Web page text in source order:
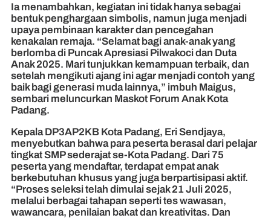
Ia menambahkan, kegiatan ini tidak hanya sebagai
bentuk penghargaan simbolis, namun juga menjadi
upaya pembinaan karakter dan pencegahan
kenakalan remaja. “Selamat bagi anak-anak yang
berlomba di Puncak Apresiasi Pilwakoci dan Duta
Anak 2025. Mari tunjukkan kemampuan terbaik, dan
setelah mengikuti ajang ini agar menjadi contoh yang
baik bagi generasi muda lainnya,” imbuh Maigus,
sembari meluncurkan Maskot Forum Anak Kota
Padang.
Kepala DP3AP2KB Kota Padang, Eri Sendjaya,
menyebutkan bahwa para peserta berasal dari pelajar
tingkat SMP sederajat se-Kota Padang. Dari 75
peserta yang mendaftar, terdapat empat anak
berkebutuhan khusus yang juga berpartisipasi aktif.
“Proses seleksi telah dimulai sejak 21 Juli 2025,
melalui berbagai tahapan seperti tes wawasan,
wawancara, penilaian bakat dan kreativitas. Dan